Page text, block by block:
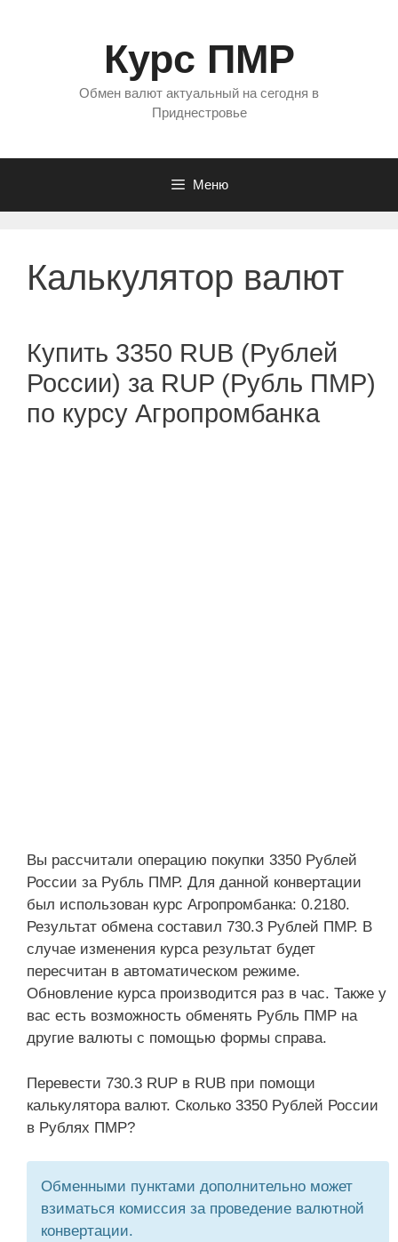
Курс ПМР
Обмен валют актуальный на сегодня в
Приднестровье
Меню
Калькулятор валют
Купить 3350 RUB (Рублей
России) за RUP (Рубль ПМР)
по курсу Агропромбанка
Вы рассчитали операцию покупки 3350 Рублей
России за Рубль ПМР. Для данной конвертации
был использован курс Агропромбанка: 0.2180.
Результат обмена составил 730.3 Рублей ПМР. В
случае изменения курса результат будет
пересчитан в автоматическом режиме.
Обновление курса производится раз в час. Также у
вас есть возможность обменять Рубль ПМР на
другие валюты с помощью формы справа.
Перевести 730.3 RUP в RUB при помощи
калькулятора валют. Сколько 3350 Рублей России
в Рублях ПМР?
Обменными пунктами дополнительно может
взиматься комиссия за проведение валютной
конвертации.